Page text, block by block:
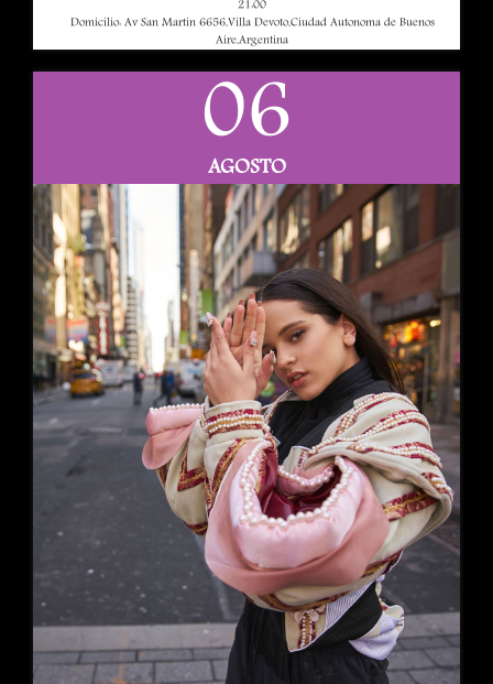
21:00
Domicilio: Av San Martin 6656,Villa Devoto,Ciudad Autonoma de Buenos
Aire,Argentina
06
AGOSTO